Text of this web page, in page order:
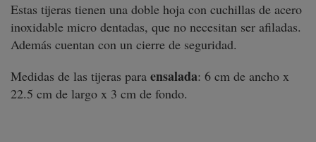
Estas tijeras tienen una doble hoja con cuchillas de acero
inoxidable micro dentadas, que no necesitan ser afiladas.
Además cuentan con un cierre de seguridad.
Medidas de las tijeras para ensalada: 6 cm de ancho x
22.5 cm de largo x 3 cm de fondo.